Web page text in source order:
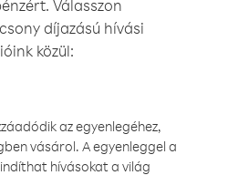
Válasszon
díjazású hívási
közül:
az egyenlegéhez,
vásárol. A egyenleggel a
hívásokat a világ